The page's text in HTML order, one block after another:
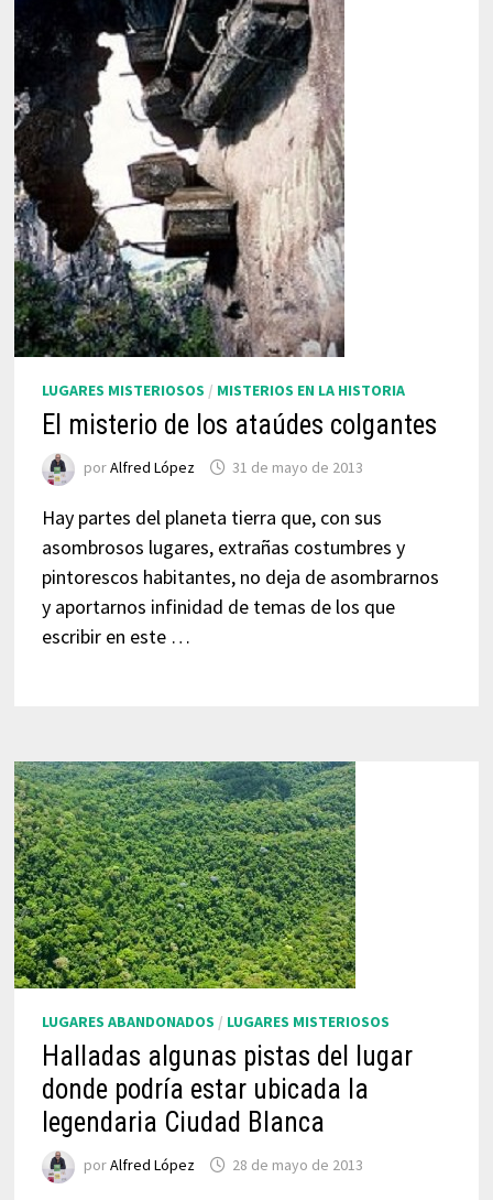
LUGARES MISTERIOSOS / MISTERIOS EN LA HISTORIA
El misterio de los ataúdes colgantes
porAlfred López 31 de mayo de 2013
Hay partes del planeta tierra que, con sus
asombrosos lugares, extrañas costumbres y
pintorescos habitantes, no deja de asombrarnos
y aportarnos infinidad de temas de los que
escribir en este …
LUGARES ABANDONADOS / LUGARES MISTERIOSOS
Halladas algunas pistas del lugar
donde podría estar ubicada la
legendaria Ciudad Blanca
porAlfred López 28 de mayo de 2013